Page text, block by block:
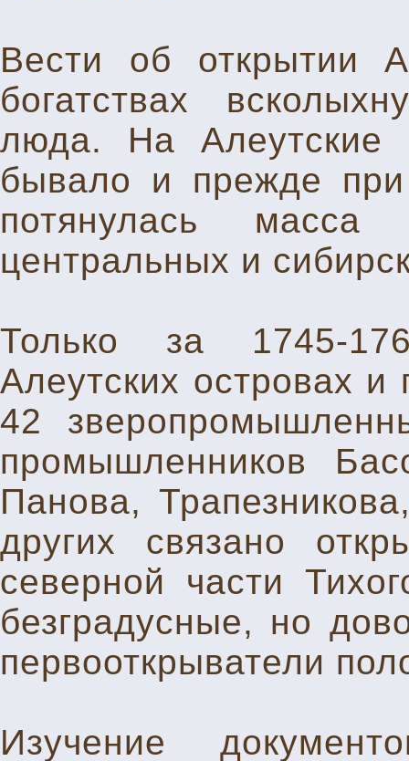
Вести об открытии
богатствах
люда. На Алеутские
бывало и прежде
потянулась
центральных и
Только за 1745-
Алеутских островах
42
промышленников
Панова,
других связано
северной части
безградусные, но
первооткрыватели
Изучение